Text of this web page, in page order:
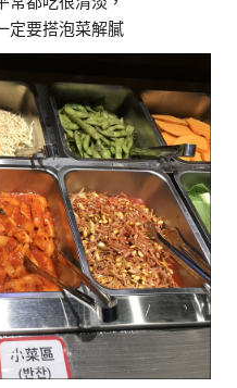
定要搭泡菜解膩